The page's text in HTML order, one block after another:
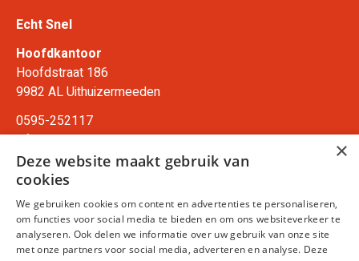
Echt Snel
Hoofdkantoor
Hoofdstraat 186
9982 AL Uithuizermeeden
0595-252117
info@echtsnel.nl
Ma-Vr: 8.30 - 17.00 uur
Zaterdag: Gesloten
Zondag: Gesloten
×
Deze website maakt gebruik van
cookies
We gebruiken cookies om content en advertenties te personaliseren,
om functies voor social media te bieden en om ons websiteverkeer te
analyseren. Ook delen we informatie over uw gebruik van onze site
met onze partners voor social media, adverteren en analyse. Deze